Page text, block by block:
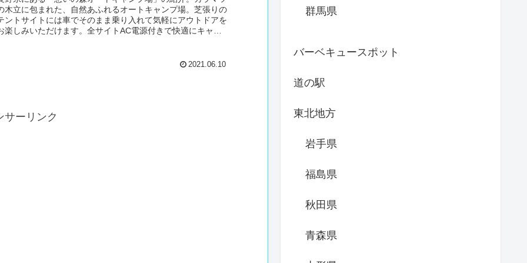
木立に包まれた、自然あふれるオートキャンプ場。芝張りの
ントサイトには車でそのまま乗り入れて気軽にアウトドアを
楽しみいただけます。全サイトAC電源付きで快適にキャン
2021.06.10
サーリンク
群馬県
バーベキュースポット
道の駅
東北地方
岩手県
福島県
秋田県
青森県